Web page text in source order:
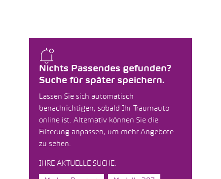
Nichts Passendes gefunden?
Suche für später speichern.
Lassen Sie sich automatisch
benachrichtigen, sobald Ihr Traumauto
online ist. Alternativ können Sie die
Filterung anpassen, um mehr Angebote
zu sehen.
IHRE AKTUELLE SUCHE: